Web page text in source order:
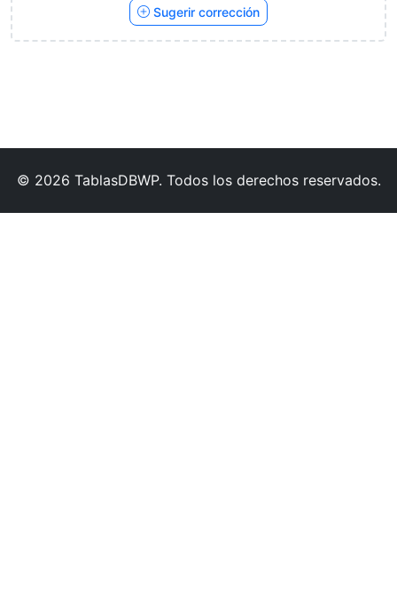
Sugerir corrección
© 2026 TablasDBWP. Todos los derechos reservados.